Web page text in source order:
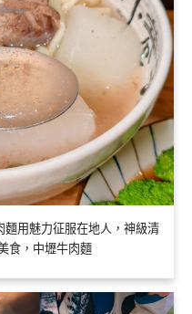
用魅力征服在地人，神級清
食，中壢牛肉麵